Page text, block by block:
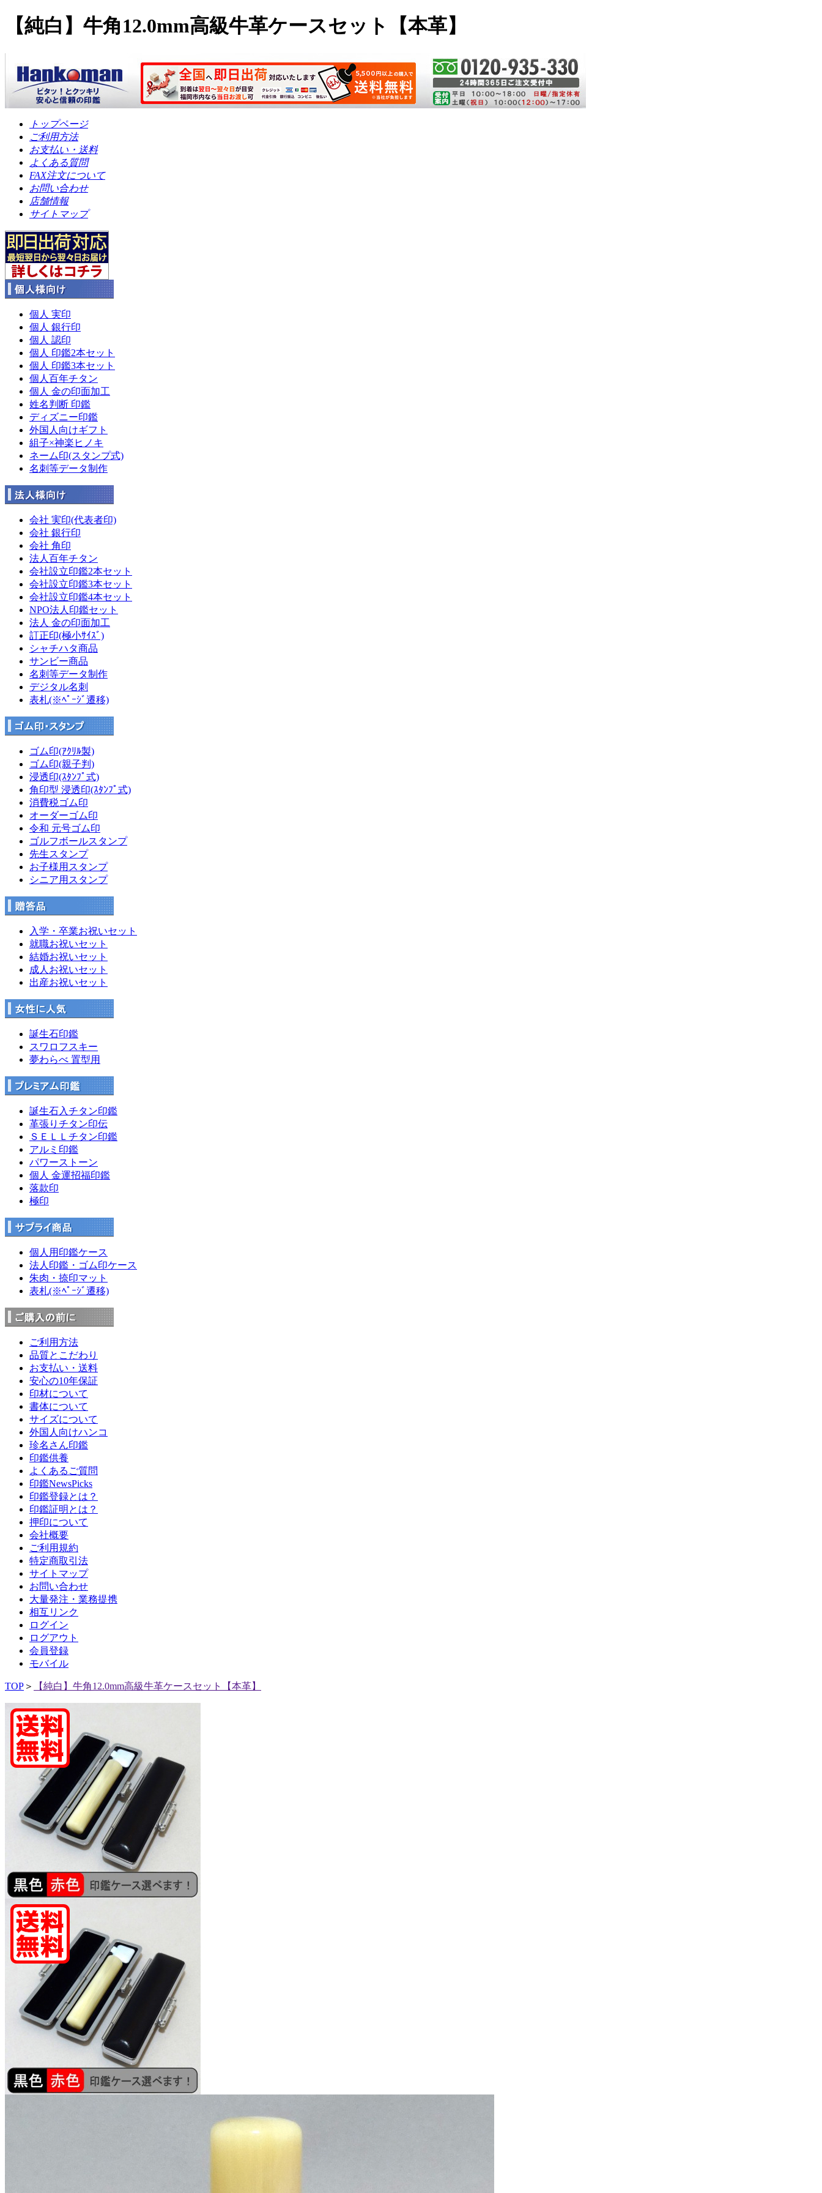
【純白】牛角12.0mm高級牛革ケースセット【本革】
トップページ
ご利用方法
お支払い・送料
よくある質問
FAX注文について
お問い合わせ
店舗情報
サイトマップ
個人 実印
個人 銀行印
個人 認印
個人 印鑑2本セット
個人 印鑑3本セット
個人百年チタン
個人 金の印面加工
姓名判断 印鑑
ディズニー印鑑
外国人向けギフト
組子×神楽ヒノキ
ネーム印(スタンプ式)
名刺等データ制作
会社 実印(代表者印)
会社 銀行印
会社 角印
法人百年チタン
会社設立印鑑2本セット
会社設立印鑑3本セット
会社設立印鑑4本セット
NPO法人印鑑セット
法人 金の印面加工
訂正印(極小ｻｲｽﾞ)
シャチハタ商品
サンビー商品
名刺等データ制作
デジタル名刺
表札(※ﾍﾟｰｼﾞ遷移)
ゴム印(ｱｸﾘﾙ製)
ゴム印(親子判)
浸透印(ｽﾀﾝﾌﾟ式)
角印型 浸透印(ｽﾀﾝﾌﾟ式)
消費税ゴム印
オーダーゴム印
令和 元号ゴム印
ゴルフボールスタンプ
先生スタンプ
お子様用スタンプ
シニア用スタンプ
入学・卒業お祝いセット
就職お祝いセット
結婚お祝いセット
成人お祝いセット
出産お祝いセット
誕生石印鑑
スワロフスキー
夢わらべ 置型用
誕生石入チタン印鑑
革張りチタン印伝
ＳＥＬＬチタン印鑑
アルミ印鑑
パワーストーン
個人 金運招福印鑑
落款印
極印
個人用印鑑ケース
法人印鑑・ゴム印ケース
朱肉・捺印マット
表札(※ﾍﾟｰｼﾞ遷移)
ご利用方法
品質とこだわり
お支払い・送料
安心の10年保証
印材について
書体について
サイズについて
外国人向けハンコ
珍名さん印鑑
印鑑供養
よくあるご質問
印鑑NewsPicks
印鑑登録とは？
印鑑証明とは？
押印について
会社概要
ご利用規約
特定商取引法
サイトマップ
お問い合わせ
大量発注・業務提携
相互リンク
ログイン
ログアウト
会員登録
モバイル
TOP ＞ 【純白】牛角12.0mm高級牛革ケースセット【本革】